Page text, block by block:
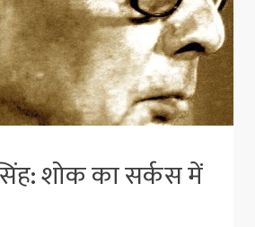
शोक का सर्कस में